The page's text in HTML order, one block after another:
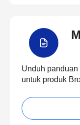
Unduh
untuk produk